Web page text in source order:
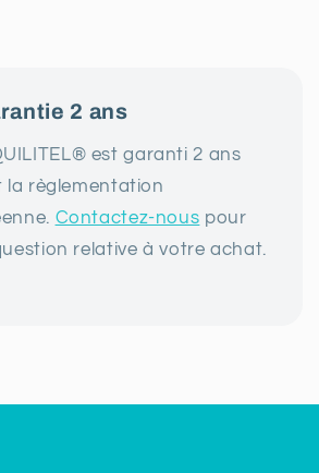
2 ans
est garanti 2 ans
la règlementation
Contactez-nous pour
relative à votre achat.